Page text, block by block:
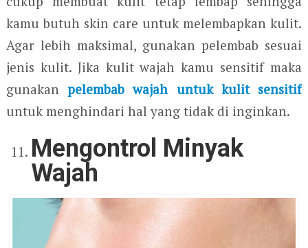
kamu butuh skin care untuk melembapkan kulit.
Agar lebih maksimal, gunakan pelembab sesuai
jenis kulit. Jika kulit wajah kamu sensitif maka
gunakanpelembab wajah untuk kulit sensitif
untuk menghindari hal yang tidak di inginkan.
Mengontrol Minyak
Wajah